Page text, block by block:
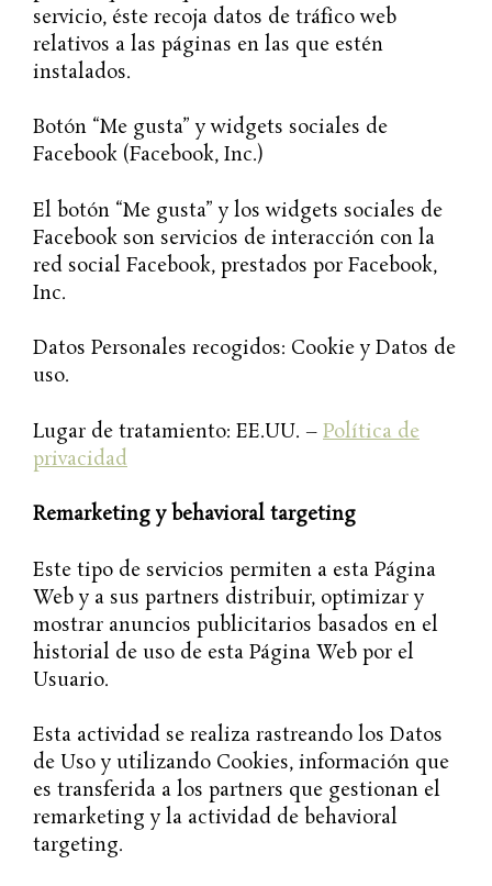
servicio, éste recoja datos de tráfico web
relativos a las páginas en las que estén
instalados.
Botón “Me gusta” y widgets sociales de
Facebook (Facebook, Inc.)
El botón “Me gusta” y los widgets sociales de
Facebook son servicios de interacción con la
red social Facebook, prestados por Facebook,
Inc.
Datos Personales recogidos: Cookie y Datos de
uso.
Lugar de tratamiento: EE.UU. – Política de
privacidad
Remarketing y behavioral targeting
Este tipo de servicios permiten a esta Página
Web y a sus partners distribuir, optimizar y
mostrar anuncios publicitarios basados en el
historial de uso de esta Página Web por el
Usuario.
Esta actividad se realiza rastreando los Datos
de Uso y utilizando Cookies, información que
es transferida a los partners que gestionan el
remarketing y la actividad de behavioral
targeting.